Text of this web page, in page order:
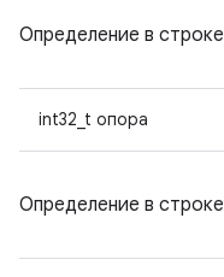
Определение в строке
int32_t опора
Определение в строке